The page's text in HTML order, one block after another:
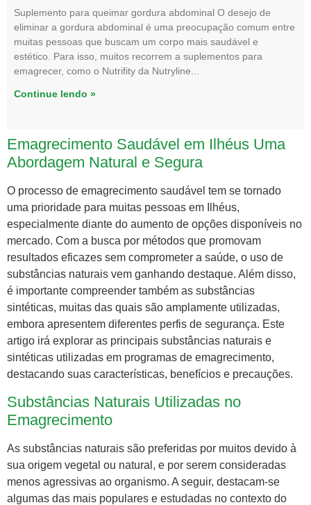
Suplemento para queimar gordura abdominal O desejo de
eliminar a gordura abdominal é uma preocupação comum entre
muitas pessoas que buscam um corpo mais saudável e
estético. Para isso, muitos recorrem a suplementos para
emagrecer, como o Nutrifity da Nutryline
Continue lendo »
Emagrecimento Saudável em Ilhéus Uma
Abordagem Natural e Segura
O processo de emagrecimento saudável tem se tornado
uma prioridade para muitas pessoas em Ilhéus,
especialmente diante do aumento de opções disponíveis no
mercado. Com a busca por métodos que promovam
resultados eficazes sem comprometer a saúde, o uso de
substâncias naturais vem ganhando destaque. Além disso,
é importante compreender também as substâncias
sintéticas, muitas das quais são amplamente utilizadas,
embora apresentem diferentes perfis de segurança. Este
artigo irá explorar as principais substâncias naturais e
sintéticas utilizadas em programas de emagrecimento,
destacando suas características, benefícios e precauções.
Substâncias Naturais Utilizadas no
Emagrecimento
As substâncias naturais são preferidas por muitos devido à
sua origem vegetal ou natural, e por serem consideradas
menos agressivas ao organismo. A seguir, destacam-se
algumas das mais populares e estudadas no contexto do